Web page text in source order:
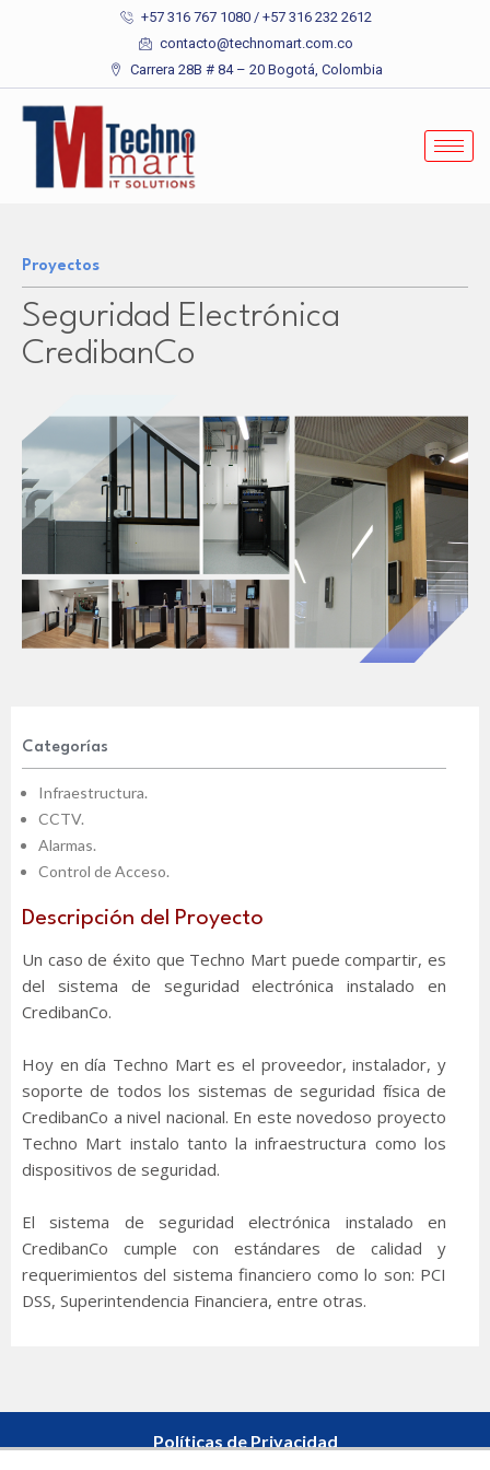
+57 316 767 1080 / +57 316 232 2612
contacto@technomart.com.co
Carrera 28B # 84 – 20 Bogotá, Colombia
Proyectos
Seguridad Electrónica
CredibanCo
Categorías
Infraestructura.
CCTV.
Alarmas.
Control de Acceso.
Descripción del Proyecto
Un caso de éxito que Techno Mart puede compartir, es
del sistema de seguridad electrónica instalado en
CredibanCo.
Hoy en día Techno Mart es el proveedor, instalador, y
soporte de todos los sistemas de seguridad física de
CredibanCo a nivel nacional. En este novedoso proyecto
Techno Mart instalo tanto la infraestructura como los
dispositivos de seguridad.
El sistema de seguridad electrónica instalado en
CredibanCo cumple con estándares de calidad y
requerimientos del sistema financiero como lo son: PCI
DSS, Superintendencia Financiera, entre otras.
Políticas de Privacidad